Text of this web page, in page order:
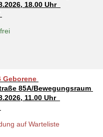
Tresckowstraße
Wiehbergstraße
18.00 Uhr
Geborene
85A/Bewegungsraum
11.00 Uhr
auf Warteliste